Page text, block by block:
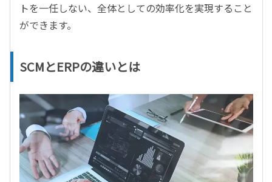
トを一任しない、全体としての効率化を実現すること
ができます。
SCMとERPの違いとは